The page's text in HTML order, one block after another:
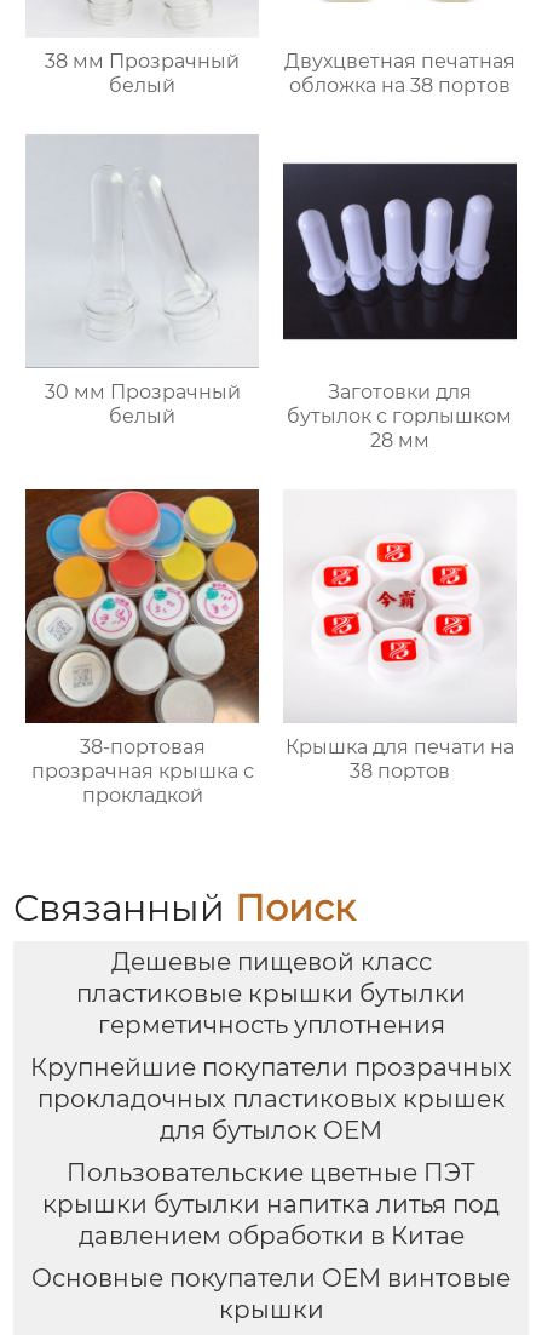
38 мм Прозрачный
белый
Двухцветная печатная
обложка на 38 портов
30 мм Прозрачный
белый
Заготовки для
бутылок с горлышком
28 мм
38-портовая
прозрачная крышка с
прокладкой
Крышка для печати на
38 портов
Связанный Поиск
Дешевые пищевой класс
пластиковые крышки бутылки
герметичность уплотнения
Крупнейшие покупатели прозрачных
прокладочных пластиковых крышек
для бутылок OEM
Пользовательские цветные ПЭТ
крышки бутылки напитка литья под
давлением обработки в Китае
Основные покупатели OEM винтовые
крышки